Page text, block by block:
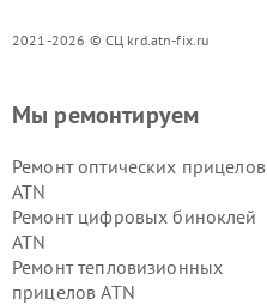
2021-2026 © СЦ krd.atn-fix.ru
Мы ремонтируем
Ремонт оптических прицелов
ATN
Ремонт цифровых биноклей
ATN
Ремонт тепловизионных
прицелов ATN